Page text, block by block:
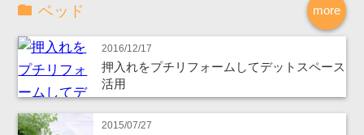
more
ベッド
2016/12/17
押入れをプチリフォームしてデットスペース
活用
2015/07/27